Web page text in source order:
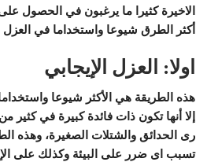
الاخيرة كثيرا ما يرغبون في الحصول
أكثر الطرق شيوعا واستخداما في
اولا: العزل الإيجابي
هذه الطريقة هي الأكثر شيوعا واستخداما
إلا أنها تكون ذات فائدة كبيرة في
رى الحدائق والشتلات الصغيرة، وهذه
تسبب اى ضرر على البيئة وكذلك على